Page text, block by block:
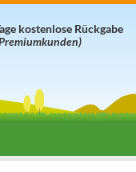
kostenlose Rückgabe